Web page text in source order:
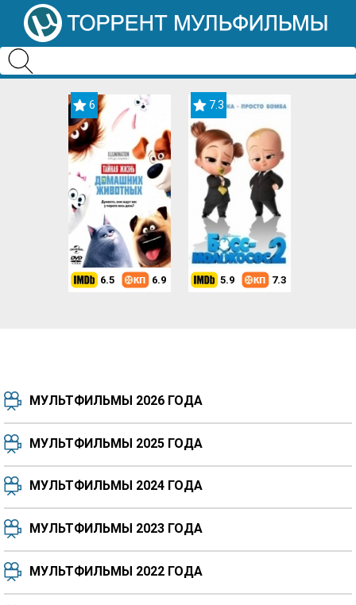
6
6.5 6.9
7.3
5.9 7.3
7.5 8.3
8.3 8.2
МУЛЬТФИЛЬМЫ 2026 ГОДА
МУЛЬТФИЛЬМЫ 2025 ГОДА
МУЛЬТФИЛЬМЫ 2024 ГОДА
МУЛЬТФИЛЬМЫ 2023 ГОДА
МУЛЬТФИЛЬМЫ 2022 ГОДА